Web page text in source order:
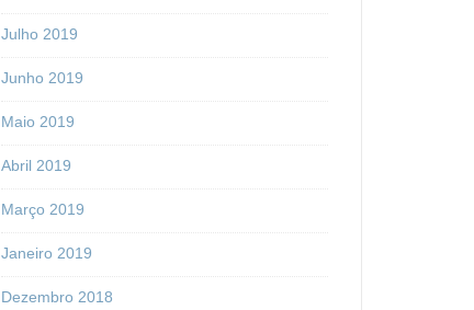
Julho 2019
Junho 2019
Maio 2019
Abril 2019
Março 2019
Janeiro 2019
Dezembro 2018